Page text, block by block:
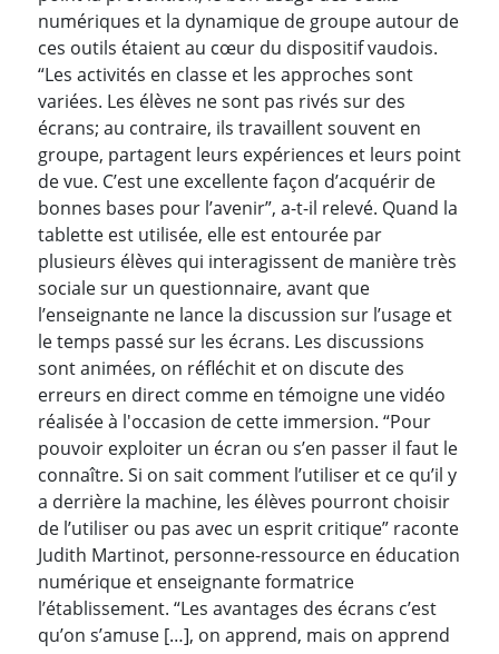
numériques et la dynamique de groupe autour de
ces outils étaient au cœur du dispositif vaudois.
“Les activités en classe et les approches sont
variées. Les élèves ne sont pas rivés sur des
écrans; au contraire, ils travaillent souvent en
groupe, partagent leurs expériences et leurs point
de vue. C’est une excellente façon d’acquérir de
bonnes bases pour l’avenir”, a-t-il relevé. Quand la
tablette est utilisée, elle est entourée par
plusieurs élèves qui interagissent de manière très
sociale sur un questionnaire, avant que
l’enseignante ne lance la discussion sur l’usage et
le temps passé sur les écrans. Les discussions
sont animées, on réfléchit et on discute des
erreurs en direct comme en témoigne une vidéo
réalisée à l'occasion de cette immersion. “Pour
pouvoir exploiter un écran ou s’en passer il faut le
connaître. Si on sait comment l’utiliser et ce qu’il y
a derrière la machine, les élèves pourront choisir
de l’utiliser ou pas avec un esprit critique” raconte
Judith Martinot, personne-ressource en éducation
numérique et enseignante formatrice
l’établissement. “Les avantages des écrans c’est
qu’on s’amuse […], on apprend, mais on apprend